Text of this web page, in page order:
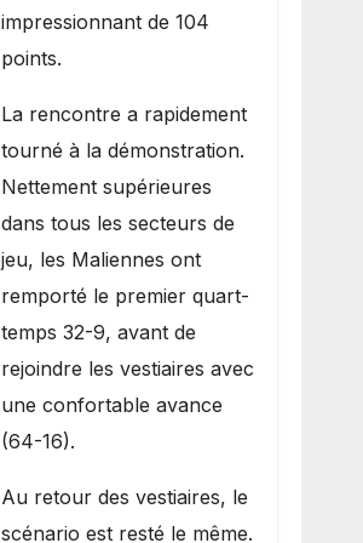
impressionnant de 104
points.
La rencontre a rapidement
tourné à la démonstration.
Nettement supérieures
dans tous les secteurs de
jeu, les Maliennes ont
remporté le premier quart-
temps 32-9, avant de
rejoindre les vestiaires avec
une confortable avance
(64-16).
Au retour des vestiaires, le
scénario est resté le même.